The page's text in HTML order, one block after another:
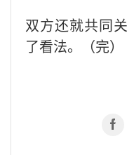
双方还就共同
了看法。（完）